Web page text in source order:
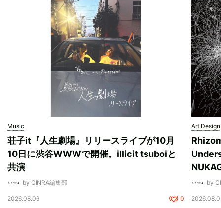
Music
荘子it『人生劇場』リリースライブが10月
10日に渋谷WWWで開催。illicit tsuboiと
共演
by CINRA編集部
2026.08.06 0
Art,Design
by